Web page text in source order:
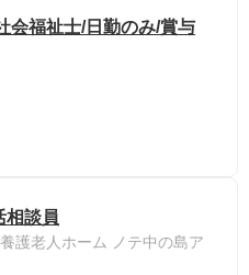
会福祉士/日勤のみ/賞与
相談員
護老人ホーム ノテ中の島ア